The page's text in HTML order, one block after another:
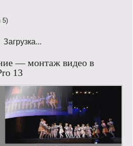
5)
Загрузка...
— монтаж видео в
13